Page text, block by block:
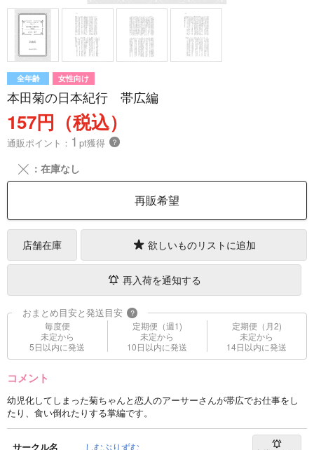
全年齢 女性向け
本田菊の日本紀行 帯広編
157円（税込）
通販ポイント： 1 pt獲得 ？
╳ ：在庫なし
再販希望
店舗在庫 欲しいものリストに追加
再入荷を通知する
おまとめ目安と発送目安 ?
毎度便
未定から
5日以内に発送
定期便（週1)
未定から
10日以内に発送
定期便（月2)
未定から
14日以内に発送
コメント
幼児化してしまった菊ちゃんと恋人のアーサーさんが帯広でお仕事をし
たり、食い倒れたりする掌編です。
サークル名 しむぷりずむ